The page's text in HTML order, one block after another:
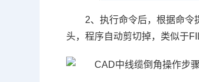
2、执行命令后，根据命令
头，程序自动剪切掉，类似于